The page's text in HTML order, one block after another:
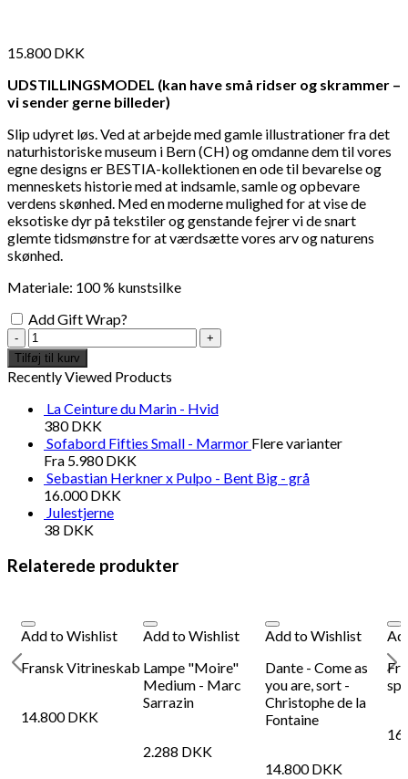
15.800DKK
UDSTILLINGSMODEL (kan have små ridser og skrammer –
vi sender gerne billeder)
Slip udyret løs. Ved at arbejde med gamle illustrationer fra det
naturhistoriske museum i Bern (CH) og omdanne dem til vores
egne designs er BESTIA-kollektionen en ode til bevarelse og
menneskets historie med at indsamle, samle og opbevare
verdens skønhed. Med en moderne mulighed for at vise de
eksotiske dyr på tekstiler og genstande fejrer vi de snart
glemte tidsmønstre for at værdsætte vores arv og naturens
skønhed.
Materiale: 100 % kunstsilke
Add Gift Wrap?
Panthera
Tæppe
170
x
240cm
antal
Tilføj til kurv
Recently Viewed Products
La Ceinture du Marin - Hvid
380DKK
Sofabord Fifties Small - Marmor Flere varianter
Fra 5.980DKK
Sebastian Herkner x Pulpo - Bent Big - grå
16.000DKK
Julestjerne
38 DKK
Relaterede produkter
Add to Wishlist
Fransk Vitrineskab
14.800DKK
Add to Wishlist
Lampe "Moire"
Medium - Marc
Sarrazin
2.288 DKK
Add to Wishlist
Dante - Come as
you are, sort -
Christophe de la
Fontaine
14.800DKK